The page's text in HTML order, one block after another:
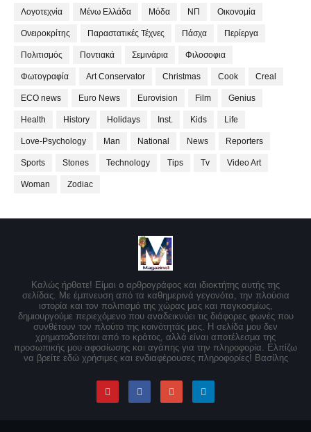
Λογοτεχνία Μένω Ελλάδα Μόδα ΝΠ Οικονομία
Ονειροκρίτης Παραστατικές Τέχνες Πάσχα Περίεργα
Πολιτισμός Ποντιακά Σεμινάρια Φιλοσοφια
Φωτογραφία Art Conservator Christmas Cook Creal
ECO news Euro News Eurovision Film Genius
Health History Holidays Inst. Kids Life
Love-Psychology Man National News Reporters
Sports Stones Technology Tips Tv Video Art
Woman Zodiac
Καλώς ήρθατε! Είμαι ο αρθρογράφος και ιδιοκτήτης αυτής της
σελίδας. Με έμπνευση από τα καθημερινά γεγονότα, την πλούσια
ιστορία και τον πολιτισμό της χώρας μας και παγκοσμίως,
δημιουργούμε περιεχόμενο που αναδεικνύει τις διάφορες φωνές που
συνθέτουν τον πλούτο της κοινότητάς μας. Η σελίδα μου δεν
χρηματοδοτείται από το κράτος, αλλά είναι αποτέλεσμα της
προσωπικής μου αφοσίωσης και αγάπης για την πληροφορία. Ελπίζω
να βρείτε εδώ χρήσιμες και ενδιαφέρουσες πληροφορίες! Βασίλης